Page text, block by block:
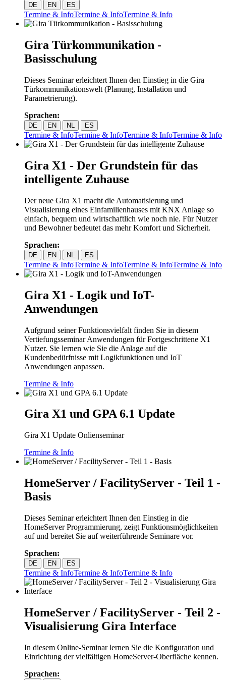
DE EN ES
Termine & InfoTermine & InfoTermine & Info
Gira Türkommunikation -
Basisschulung
Dieses Seminar erleichtert Ihnen den Einstieg in die Gira
Türkommunikationswelt (Planung, Installation und
Parametrierung).
Sprachen:
DE EN NL ES
Termine & InfoTermine & InfoTermine & InfoTermine & Info
Gira X1 - Der Grundstein für das
intelligente Zuhause
Der neue Gira X1 macht die Automatisierung und
Visualisierung eines Einfamilienhauses mit KNX Anlage so
einfach, bequem und wirtschaftlich wie noch nie. Für Nutzer
und Bewohner bedeutet das mehr Komfort und Sicherheit.
Sprachen:
DE EN NL ES
Termine & InfoTermine & InfoTermine & InfoTermine & Info
Gira X1 - Logik und IoT-
Anwendungen
Aufgrund seiner Funktionsvielfalt finden Sie in diesem
Vertiefungsseminar Anwendungen für Fortgeschrittene X1
Nutzer. Sie lernen wie Sie die Anlage auf die
Kundenbedürfnisse mit Logikfunktionen und IoT
Anwendungen anpassen.
Termine & Info
Gira X1 und GPA 6.1 Update
Gira X1 Update Onlienseminar
Termine & Info
HomeServer / FacilityServer - Teil 1 -
Basis
Dieses Seminar erleichtert Ihnen den Einstieg in die
HomeServer Programmierung, zeigt Funktionsmöglichkeiten
auf und bereitet Sie auf weiterführende Seminare vor.
Sprachen:
DE EN ES
Termine & InfoTermine & InfoTermine & Info
HomeServer / FacilityServer - Teil 2 -
Visualisierung Gira Interface
In diesem Online-Seminar lernen Sie die Konfiguration und
Einrichtung der vielfältigen HomeServer-Oberfläche kennen.
Sprachen: